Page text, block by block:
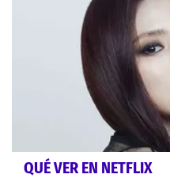
QUÉ VER EN NETFLIX